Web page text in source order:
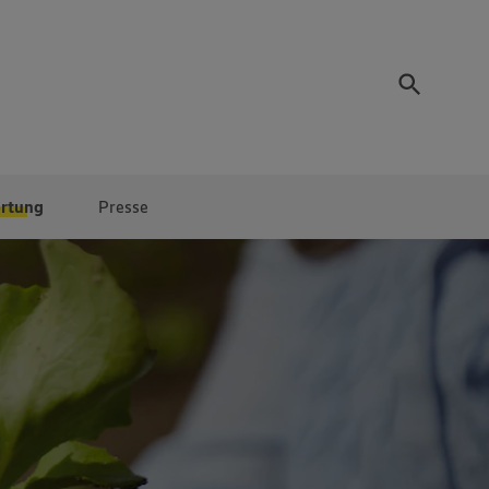
Presse
Eigenmarken
Gutfleisch